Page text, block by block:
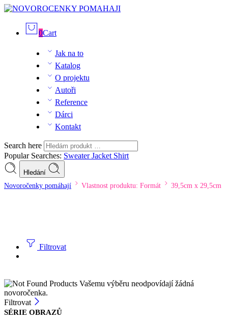
0Cart
Jak na to
Katalog
O projektu
Autoři
Reference
Dárci
Kontakt
Search here
Popular Searches: SweaterJacket Shirt
Hledání
Novoročenky pomáhají Vlastnost produktu: Formát 39,5cm x 29,5cm
Filtrovat
Vašemu výběru neodpovídají žádná
novoročenka.
Filtrovat
SÉRIE OBRAZŮ